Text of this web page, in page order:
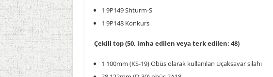
1 9P149 Shturm-S
1 9P148 Konkurs
Çekili top (50, imha edilen veya terk edilen: 48)
1 100mm (KS-19) Obüs olarak kullanılan Uçaksavar silahı